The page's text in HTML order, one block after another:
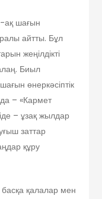
ақ шағын
айтты. Бұл
жеңілдікті
Биыл
өнеркәсіптік
– «Кармет
– ұзақ жылдар
заттар
құру
қалалар мен